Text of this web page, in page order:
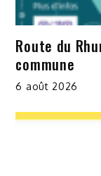
Route du
commune
6 août 2026